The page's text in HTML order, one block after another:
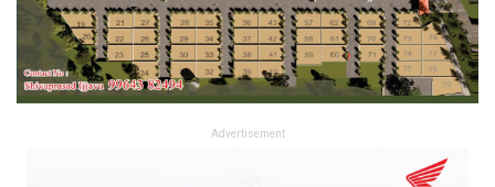
Advertisement